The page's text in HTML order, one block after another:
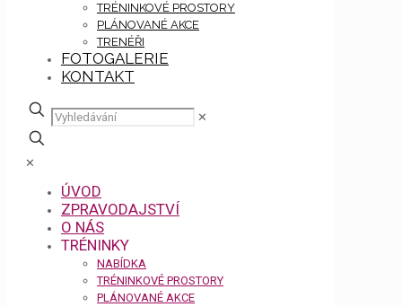
TRÉNINKOVÉ PROSTORY
PLÁNOVANÉ AKCE
TRENÉŘI
FOTOGALERIE
KONTAKT
✕
✕
ÚVOD
ZPRAVODAJSTVÍ
O NÁS
TRÉNINKY
NABÍDKA
TRÉNINKOVÉ PROSTORY
PLÁNOVANÉ AKCE